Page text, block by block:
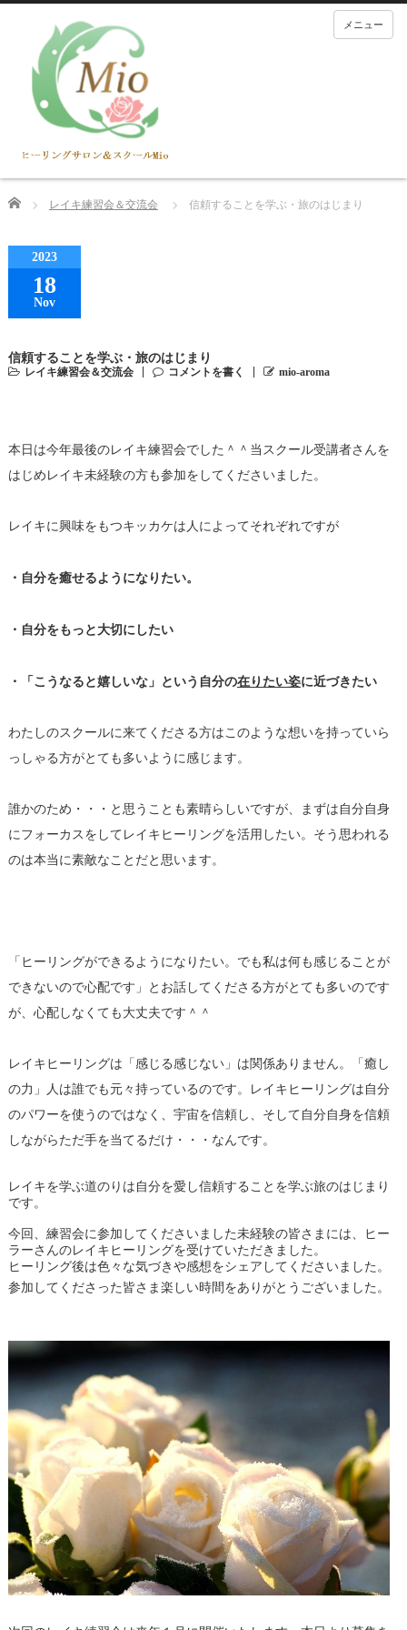
メニュー
Home レイキ練習会＆交流会 信頼することを学ぶ・旅のはじまり
2023
18
Nov
信頼することを学ぶ・旅のはじまり
レイキ練習会＆交流会 コメントを書く mio-aroma
本日は今年最後のレイキ練習会でした＾＾当スクール受講者さんを
はじめレイキ未経験の方も参加をしてくださいました。
レイキに興味をもつキッカケは人によってそれぞれですが
・自分を癒せるようになりたい。
・自分をもっと大切にしたい
・「こうなると嬉しいな」という自分の在りたい姿に近づきたい
わたしのスクールに来てくださる方はこのような想いを持っていら
っしゃる方がとても多いように感じます。
誰かのため・・・と思うことも素晴らしいですが、まずは自分自身
にフォーカスをしてレイキヒーリングを活用したい。そう思われる
のは本当に素敵なことだと思います。
「ヒーリングができるようになりたい。でも私は何も感じることが
できないので心配です」とお話してくださる方がとても多いのです
が、心配しなくても大丈夫です＾＾
レイキヒーリングは「感じる感じない」は関係ありません。「癒し
の力」人は誰でも元々持っているのです。レイキヒーリングは自分
のパワーを使うのではなく、宇宙を信頼し、そして自分自身を信頼
しながらただ手を当てるだけ・・・なんです。
レイキを学ぶ道のりは自分を愛し信頼することを学ぶ旅のはじまり
です。
今回、練習会に参加してくださいました未経験の皆さまには、ヒー
ラーさんのレイキヒーリングを受けていただきました。
ヒーリング後は色々な気づきや感想をシェアしてくださいました。
参加してくださった皆さま楽しい時間をありがとうございました。